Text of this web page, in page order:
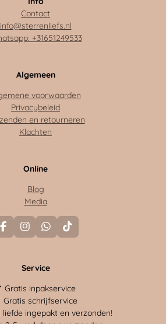
Contact
info@sterrenliefs.nl
+31651249533
Algemeen
voorwaarden
Privacybeleid
en retourneren
Klachten
Online
Blog
Media
F
a
o
k
I
n
a
r
m
W
h
s
p
p
T
i
Service
Gratis inpakservice
Gratis schrijfservice
liefde ingepakt en verzonden!